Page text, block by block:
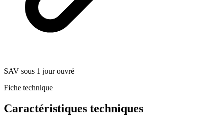
SAV sous 1 jour ouvré
Fiche technique
Caractéristiques techniques